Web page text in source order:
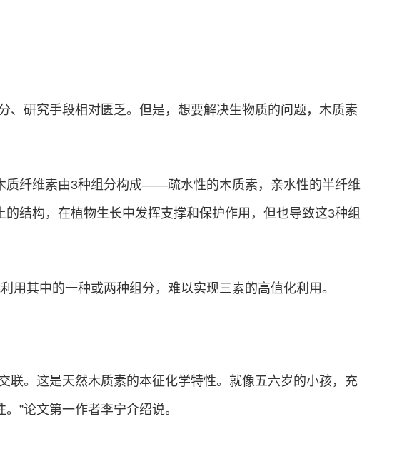
、研究手段相对匮乏。但是，想要解决生物质的问题，木质素
质纤维素由3种组分构成——疏水性的木质素，亲水性的半纤维
结构，在植物生长中发挥支撑和保护作用，但也导致这3种组
其中的一种或两种组分，难以实现三素的高值化利用。
联。这是天然木质素的本征化学特性。就像五六岁的小孩，充
”论文第一作者李宁介绍说。